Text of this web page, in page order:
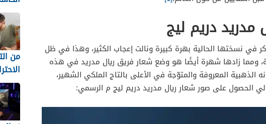
مدريد دريم ليج
في نسختها الحالية بهرة كبيرة ونالت إعجاب الكثير، وهذا في ظل
ومما زادها شهرة أيضًا هو وضع شعار فريق ريال مدريد في هذه
الذهبية المعروفة والمتوّجة في الأعلى بالتاج الملكي الشهير،
الحصول على صور شعار ريال مدريد دريم ليج م الرسمي:
أكثر
لا
من